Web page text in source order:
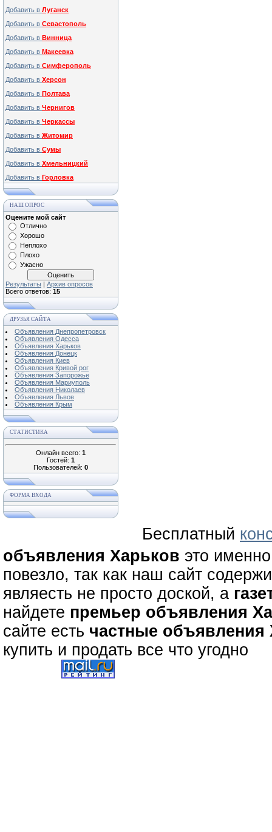
Добавить в Луганск
Добавить в Севастополь
Добавить в Винница
Добавить в Макеевка
Добавить в Симферополь
Добавить в Херсон
Добавить в Полтава
Добавить в Чернигов
Добавить в Черкассы
Добавить в Житомир
Добавить в Сумы
Добавить в Хмельницкий
Добавить в Горловка
НАШ ОПРОС
Оцените мой сайт
Отлично
Хорошо
Неплохо
Плохо
Ужасно
Результаты | Архив опросов
Всего ответов: 15
ДРУЗЬЯ САЙТА
Объявления Днепропетровск
Объявления Одесса
Объявления Харьков
Объявления Донецк
Объявления Киев
Объявления Кривой рог
Объявления Запорожье
Объявления Мариуполь
Объявления Николаев
Объявления Львов
Объявления Крым
СТАТИСТИКА
Онлайн всего: 1
Гостей: 1
Пользователей: 0
ФОРМА ВХОДА
Бесплатный
объявления Харьков это
повезло, так как наш сайт
являесть не просто доской, а
найдете премьер объявления
сайте есть частные объявления
купить и продать все что угодно